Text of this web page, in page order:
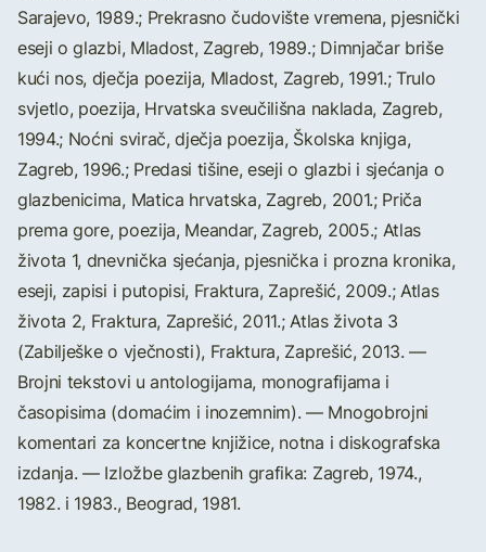
Sarajevo, 1989.; Prekrasno čudovište vremena, pjesnički
eseji o glazbi, Mladost, Zagreb, 1989.; Dimnjačar briše
kući nos, dječja poezija, Mladost, Zagreb, 1991.; Trulo
svjetlo, poezija, Hrvatska sveučilišna naklada, Zagreb,
1994.; Noćni svirač, dječja poezija, Školska knjiga,
Zagreb, 1996.; Predasi tišine, eseji o glazbi i sjećanja o
glazbenicima, Matica hrvatska, Zagreb, 2001.; Priča
prema gore, poezija, Meandar, Zagreb, 2005.; Atlas
života 1, dnevnička sjećanja, pjesnička i prozna kronika,
eseji, zapisi i putopisi, Fraktura, Zaprešić, 2009.; Atlas
života 2, Fraktura, Zaprešić, 2011.; Atlas života 3
(Zabilješke o vječnosti), Fraktura, Zaprešić, 2013. —
Brojni tekstovi u antologijama, monografijama i
časopisima (domaćim i inozemnim). — Mnogobrojni
komentari za koncertne knjižice, notna i diskografska
izdanja. — Izložbe glazbenih grafika: Zagreb, 1974.,
1982. i 1983., Beograd, 1981.